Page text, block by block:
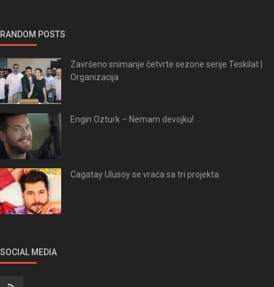
RANDOM POSTS
Završeno snimanje četvrte sezone serije Teskilat |
Organizacija
Engin Ozturk – Nemam devojku!
Cagatay Ulusoy se vraća sa tri projekta
SOCIAL MEDIA